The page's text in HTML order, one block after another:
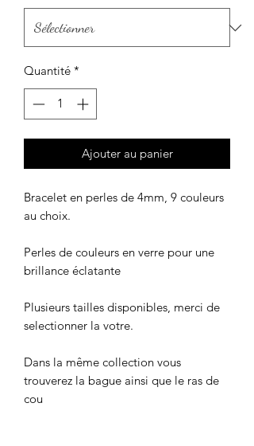
Quantité *
Ajouter au panier
Bracelet en perles de 4mm, 9 couleurs
au choix.
Perles de couleurs en verre pour une
brillance éclatante
Plusieurs tailles disponibles, merci de
selectionner la votre.
Dans la même collection vous
trouverez la bague ainsi que le ras de
cou